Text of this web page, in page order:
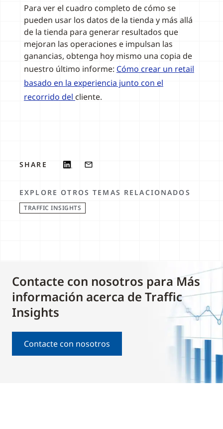
Para ver el cuadro completo de cómo se
pueden usar los datos de la tienda y más allá
de la tienda para generar resultados que
mejoran las operaciones e impulsan las
ganancias, obtenga hoy mismo una copia de
nuestro último informe: Cómo crear un retail
basado en la experiencia junto con el
recorrido del cliente.
SHARE
EXPLORE OTROS TEMAS RELACIONADOS
TRAFFIC INSIGHTS
Contacte con nosotros para Más
información acerca de Traffic
Insights
Contacte con nosotros